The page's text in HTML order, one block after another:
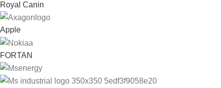
Royal Canin
Apple
FORTAN